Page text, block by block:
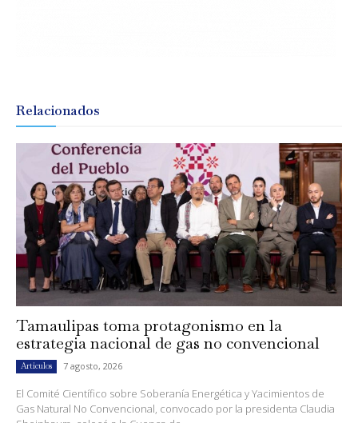
Relacionados
Tamaulipas toma protagonismo en la
estrategia nacional de gas no convencional
Artículos 7 agosto, 2026
El Comité Científico sobre Soberanía Energética y Yacimientos de
Gas Natural No Convencional, convocado por la presidenta Claudia